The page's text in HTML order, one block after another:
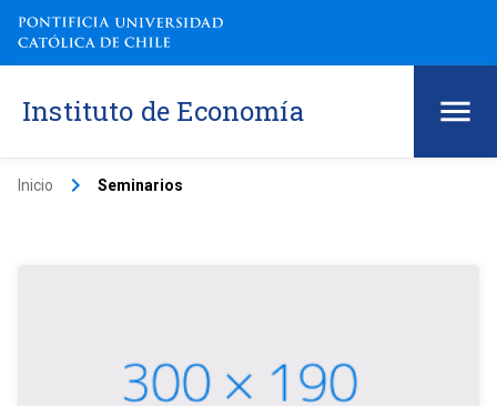
Instituto de Economía
Inicio keyboard_arrow_right Seminarios